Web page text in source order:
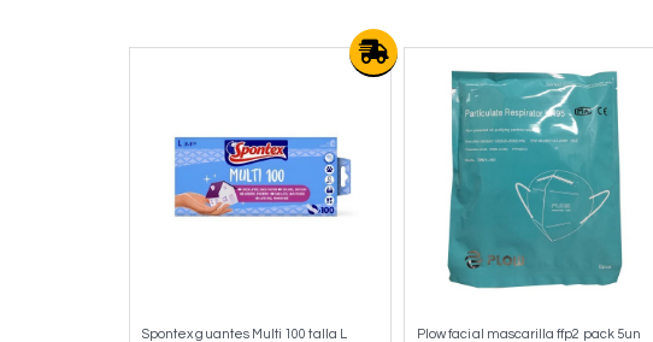
Spontex guantes Multi 100 talla L Plow facial mascarilla ffp2 pack 5un